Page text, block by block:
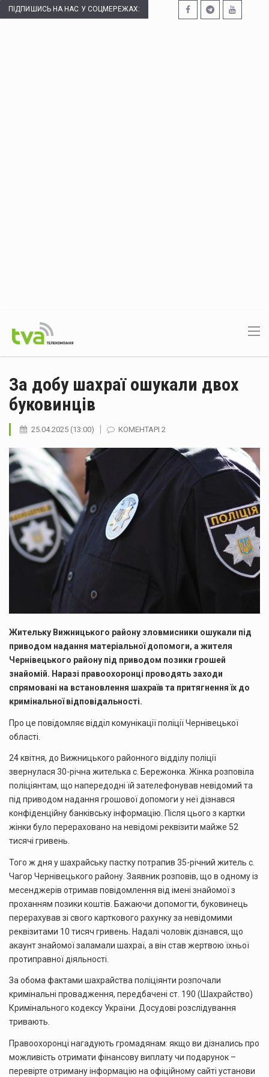
ПІДПИШИСЬ НА НАС У СОЦМЕРЕЖАХ:
За добу шахраї ошукали двох
буковинців
25.04.2025 (13:00) КОМЕНТАРІ 2
Жительку Вижницького району зловмисники ошукали під
приводом надання матеріальної допомоги, а жителя
Чернівецького району під приводом позики грошей
знайомій. Наразі правоохоронці проводять заходи
спрямовані на встановлення шахраїв та притягнення їх до
кримінальної відповідальності.
Про це повідомляє відділ комунікації поліції Чернівецької
області.
24 квітня, до Вижницького районного відділу поліції
звернулася 30-річна жителька с. Бережонка. Жінка розповіла
поліціянтам, що напередодні їй зателефонував невідомий та
під приводом надання грошової допомоги у неї дізнався
конфіденційну банківську інформацію. Після цього з картки
жінки було перераховано на невідомі реквізити майже 52
тисячі гривень.
Того ж дня у шахрайську пастку потрапив 35-річний житель с.
Чагор Чернівецького району. Заявник розповів, що в одному із
месенджерів отримав повідомлення від імені знайомої з
проханням позики коштів. Бажаючи допомогти, буковинець
перерахував зі свого карткового рахунку за невідомими
реквізитами 10 тисяч гривень. Надалі чоловік дізнався, що
акаунт знайомої заламали шахраї, а він став жертвою їхньої
протиправної діяльності.
За обома фактами шахрайства поліціянти розпочали
кримінальні провадження, передбачені ст. 190 (Шахрайство)
Кримінального кодексу України. Досудові розслідування
тривають.
Правоохоронці нагадують громадянам: якщо ви дізнались про
можливість отримати фінансову виплату чи подарунок –
перевірте отриману інформацію на офіційному сайті установи